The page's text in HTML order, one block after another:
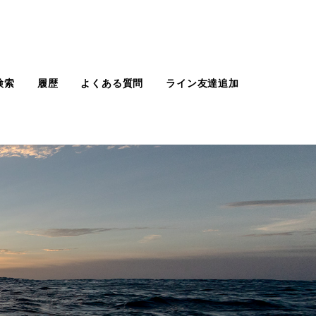
索 履歴 よくある質問 ライン友達追加